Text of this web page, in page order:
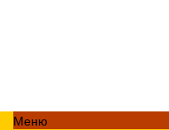
Меню